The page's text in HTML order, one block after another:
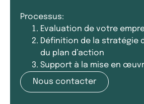
Processus:
Evaluation de votre
Définition de la stratégie
du plan d’action
Support à la mise en
Nous contacter